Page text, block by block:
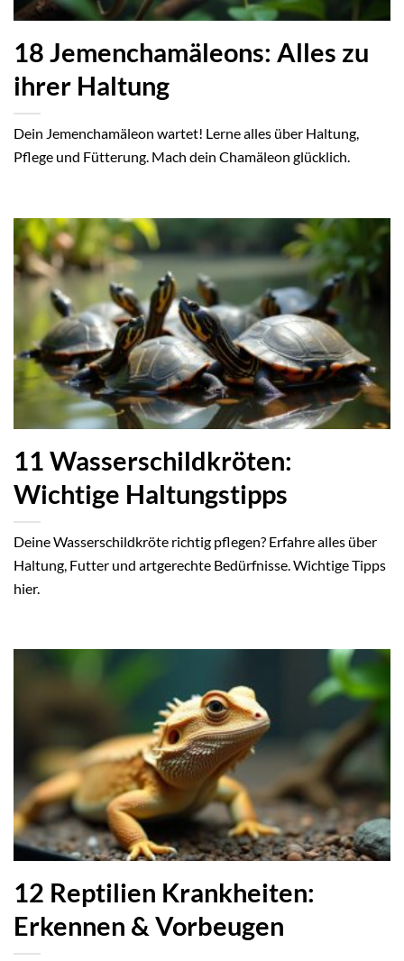
18 Jemenchamäleons: Alles zu
ihrer Haltung
Dein Jemenchamäleon wartet! Lerne alles über Haltung,
Pflege und Fütterung. Mach dein Chamäleon glücklich.
11 Wasserschildkröten:
Wichtige Haltungstipps
Deine Wasserschildkröte richtig pflegen? Erfahre alles über
Haltung, Futter und artgerechte Bedürfnisse. Wichtige Tipps
hier.
12 Reptilien Krankheiten:
Erkennen & Vorbeugen